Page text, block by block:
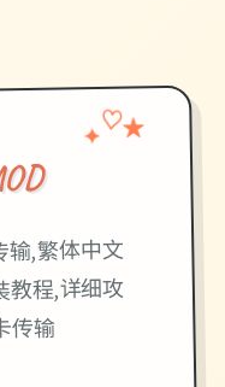
✦♡★
输,繁体中文
教程,详细攻
传输